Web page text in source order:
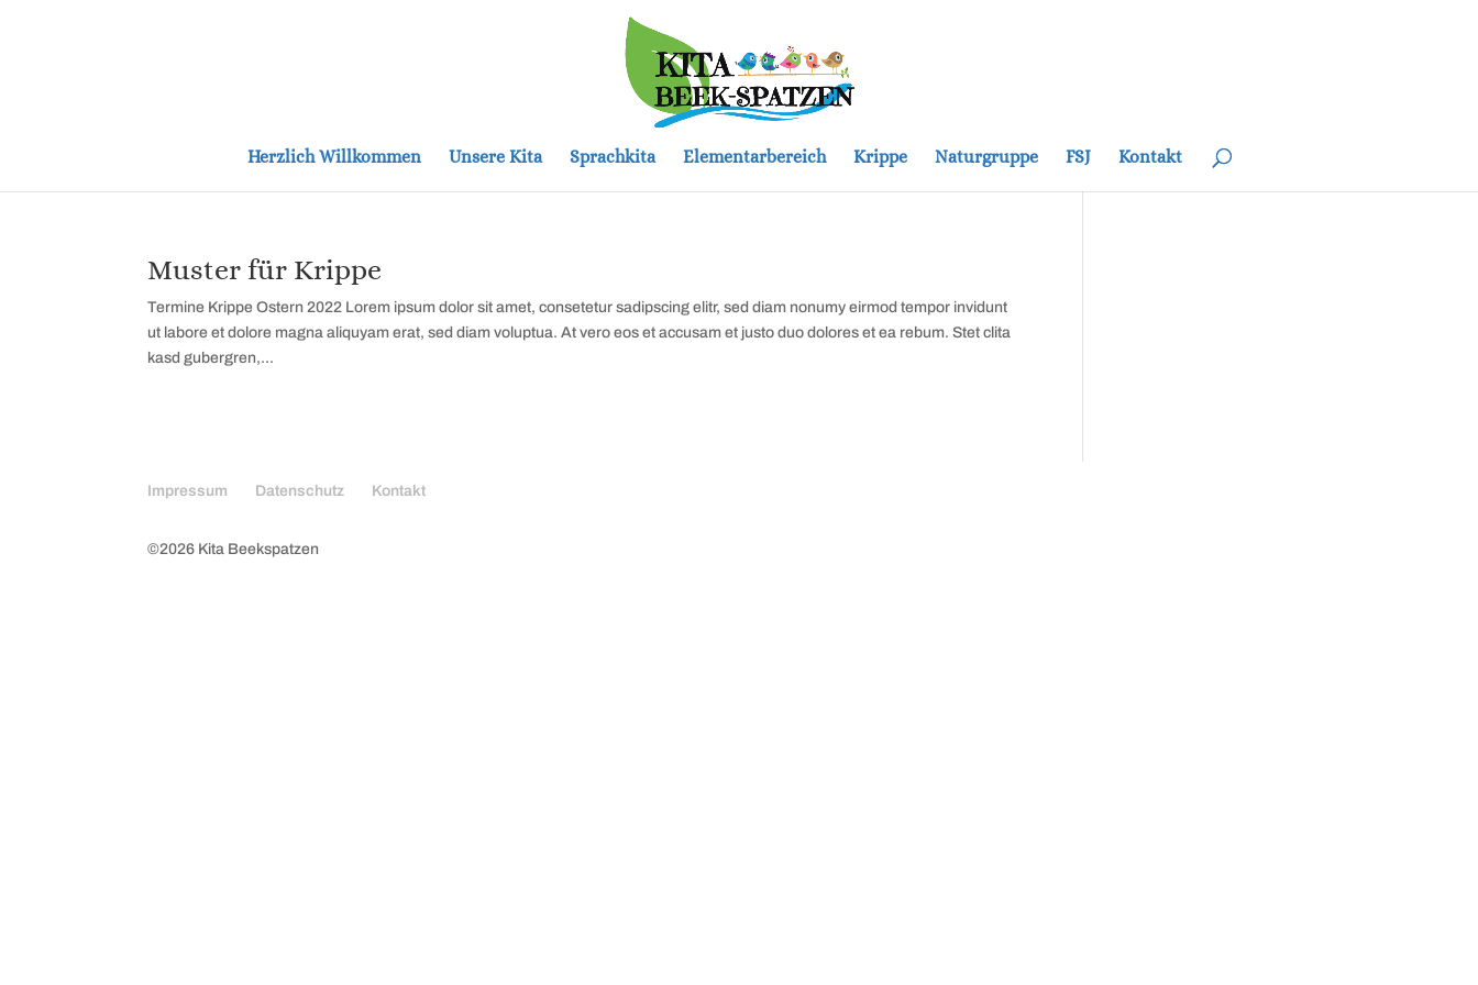
Herzlich Willkommen Unsere Kita Sprachkita Elementarbereich Krippe Naturgruppe FSJ Kontakt
Muster für Krippe
Termine Krippe Ostern 2022 Lorem ipsum dolor sit amet, consetetur sadipscing elitr, sed diam nonumy eirmod tempor invidunt
ut labore et dolore magna aliquyam erat, sed diam voluptua. At vero eos et accusam et justo duo dolores et ea rebum. Stet clita
kasd gubergren,...
Impressum Datenschutz Kontakt
©2026 Kita Beekspatzen